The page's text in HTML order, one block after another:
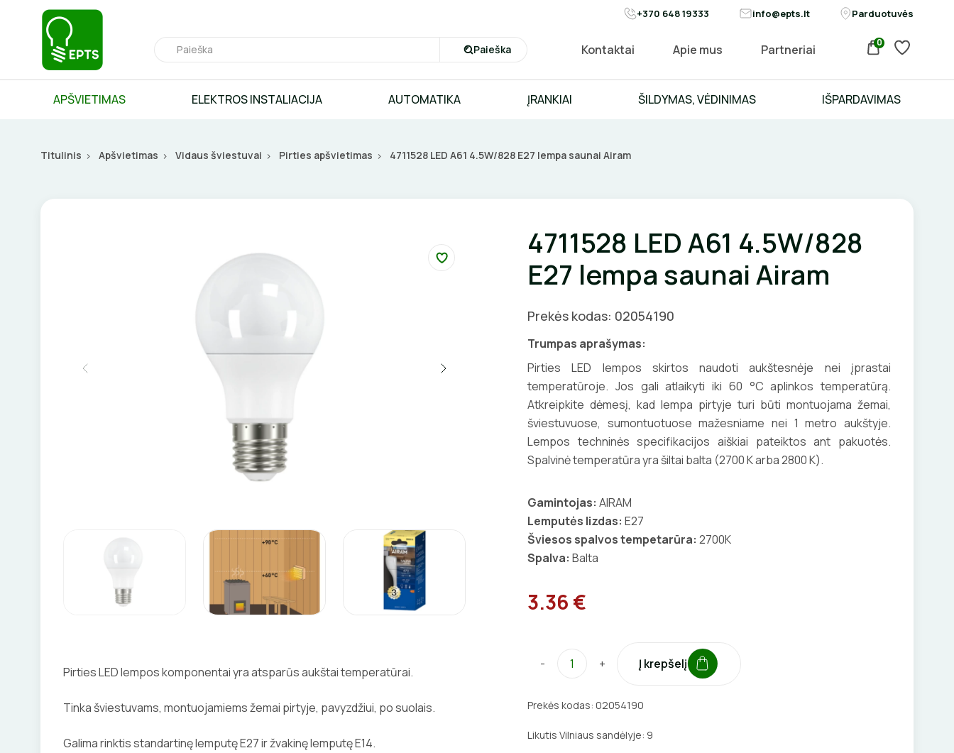
+370 648 19333 info@epts.lt Parduotuvės
Paieška Kontaktai Apie mus Partneriai 0
APŠVIETIMAS ELEKTROS INSTALIACIJA AUTOMATIKA ĮRANKIAI ŠILDYMAS, VĖDINIMAS IŠPARDAVIMAS
Titulinis Apšvietimas Vidaus šviestuvai Pirties apšvietimas 4711528 LED A61 4.5W/828 E27 lempa saunai Airam
Pirties LED lempos komponentai yra atsparūs aukštai temperatūrai.
Tinka šviestuvams, montuojamiems žemai pirtyje, pavyzdžiui, po suolais.
Galima rinktis standartinę lemputę E27 ir žvakinę lemputę E14.
4711528 LED A61 4.5W/828
E27 lempa saunai Airam
Prekės kodas: 02054190
Trumpas aprašymas:
Pirties LED lempos skirtos naudoti aukštesnėje nei įprastai
temperatūroje. Jos gali atlaikyti iki 60 °C aplinkos temperatūrą.
Atkreipkite dėmesį, kad lempa pirtyje turi būti montuojama žemai,
šviestuvuose, sumontuotuose mažesniame nei 1 metro aukštyje.
Lempos techninės specifikacijos aiškiai pateiktos ant pakuotės.
Spalvinė temperatūra yra šiltai balta (2700 K arba 2800 K).
Gamintojas: AIRAM
Lemputės lizdas: E27
Šviesos spalvos tempetarūra: 2700K
Spalva: Balta
3.36 €
- + Į krepšelį
Prekės kodas: 02054190
Likutis Vilniaus sandėlyje: 9